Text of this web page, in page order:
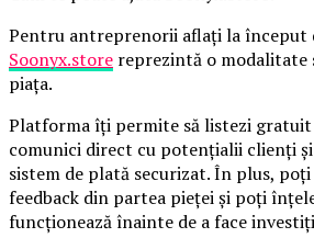
Pentru antreprenorii aflați la început
Soonyx.store reprezintă o modalitate
piața.
Platforma îți permite să listezi gratuit
comunici direct cu potențialii clienți și
sistem de plată securizat. În plus,
feedback din partea pieței și poți
funcționează înainte de a face